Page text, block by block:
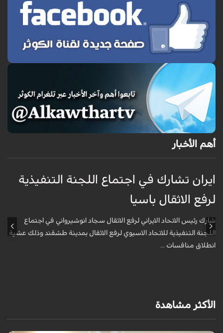
أهم الأخبار
ايران تشارك في اجتماع اللجنة التنفيذية
لرفع الاثقال باسيا
شارك رئيس الاتحاد الايراني لرفع الاثقال سجاد انوشيرواني في اجتماع
اللجنة التنفيذية للاتحاد الاسيوي لرفع الاثقال بمدينة طشقند وذلك عشية
انطلاق منافسات ...
الأكثر مشاهدة